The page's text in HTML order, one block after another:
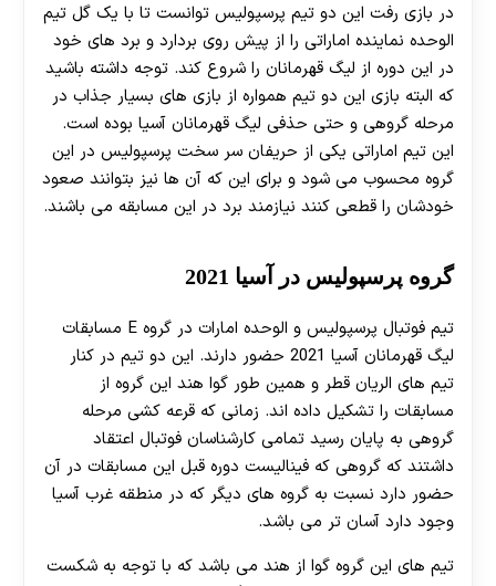
در بازی رفت این دو تیم پرسپولیس توانست تا با یک گل تیم
الوحده نماینده اماراتی را از پیش روی بردارد و برد های خود
در این دوره از لیگ قهرمانان را شروع کند. توجه داشته باشید
که البته بازی این دو تیم همواره از بازی های بسیار جذاب در
مرحله گروهی و حتی حذفی لیگ قهرمانان آسیا بوده است.
این تیم اماراتی یکی از حریفان سر سخت پرسپولیس در این
گروه محسوب می شود و برای این که آن ها نیز بتوانند صعود
خودشان را قطعی کنند نیازمند برد در این مسابقه می باشند.
گروه پرسپولیس در آسیا 2021
تیم فوتبال پرسپولیس و الوحده امارات در گروه E مسابقات
لیگ قهرمانان آسیا 2021 حضور دارند. این دو تیم در کنار
تیم های الریان قطر و همین طور گوا هند این گروه از
مسابقات را تشکیل داده اند. زمانی که قرعه کشی مرحله
گروهی به پایان رسید تمامی کارشناسان فوتبال اعتقاد
داشتند که گروهی که فینالیست دوره قبل این مسابقات در آن
حضور دارد نسبت به گروه های دیگر که در منطقه غرب آسیا
وجود دارد آسان تر می باشد.
تیم های این گروه گوا از هند می باشد که با توجه به شکست